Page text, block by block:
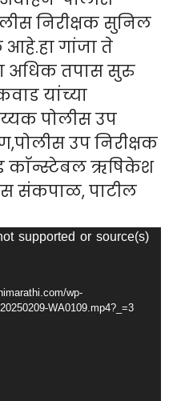
निरीक्षक सुनिल
गांजा ते
अधिक तपास सुरु
यांच्या
पोलीस उप
उप निरीक्षक
काॅन्स्टेबल ऋषिकेश
संकपाळ, पाटील
Video
supported or source(s)
wp-
WA0109.mp4?_=3